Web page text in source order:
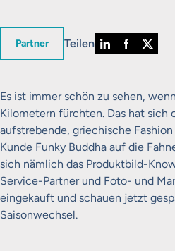
in
Partner Teilen
Es ist immer schön zu sehen,
Kilometern fürchten. Das hat
aufstrebende, griechische
Kunde Funky Buddha auf die
sich nämlich das Produktbild-
Service-Partner und Foto- und
eingekauft und schauen jetzt
Saisonwechsel.